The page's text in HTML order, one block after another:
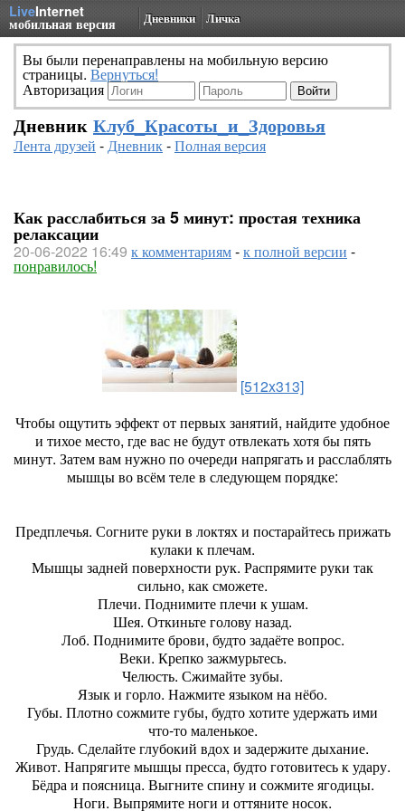
LiveInternet
мобильная версия Дневники Личка
Вы были перенаправлены на мобильную версию
страницы. Вернуться!
Авторизация
Дневник Клуб_Красоты_и_Здоровья
Лента друзей -Дневник-Полная версия
Как расслабиться за 5 минут: простая техника
релаксации
20-06-2022 16:49 к комментариям-к полной версии -
понравилось!
[512x313]
Чтобы ощутить эффект от первых занятий, найдите удобное
и тихое место, где вас не будут отвлекать хотя бы пять
минут. Затем вам нужно по очереди напрягать и расслаблять
мышцы во всём теле в следующем порядке:
Предплечья. Согните руки в локтях и постарайтесь прижать
кулаки к плечам.
Мышцы задней поверхности рук. Распрямите руки так
сильно, как сможете.
Плечи. Поднимите плечи к ушам.
Шея. Откиньте голову назад.
Лоб. Поднимите брови, будто задаёте вопрос.
Веки. Крепко зажмурьтесь.
Челюсть. Сжимайте зубы.
Язык и горло. Нажмите языком на нёбо.
Губы. Плотно сожмите губы, будто хотите удержать ими
что-то маленькое.
Грудь. Сделайте глубокий вдох и задержите дыхание.
Живот. Напрягите мышцы пресса, будто готовитесь к удару.
Бёдра и поясница. Выгните спину и сожмите ягодицы.
Ноги. Выпрямите ноги и оттяните носок.